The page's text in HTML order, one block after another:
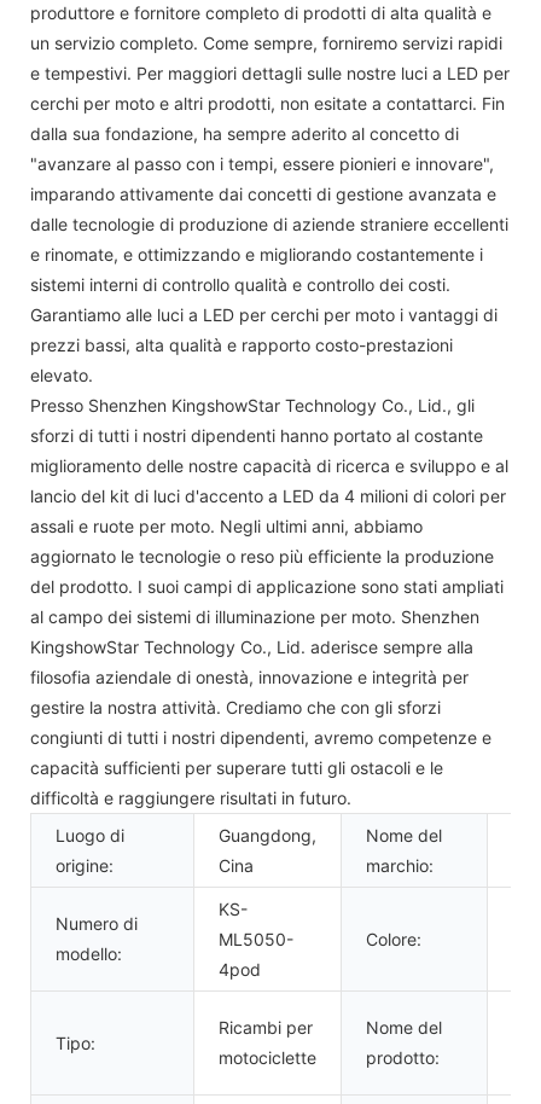
produttore e fornitore completo di prodotti di alta qualità e
un servizio completo. Come sempre, forniremo servizi rapidi
e tempestivi. Per maggiori dettagli sulle nostre luci a LED per
cerchi per moto e altri prodotti, non esitate a contattarci. Fin
dalla sua fondazione, ha sempre aderito al concetto di
"avanzare al passo con i tempi, essere pionieri e innovare",
imparando attivamente dai concetti di gestione avanzata e
dalle tecnologie di produzione di aziende straniere eccellenti
e rinomate, e ottimizzando e migliorando costantemente i
sistemi interni di controllo qualità e controllo dei costi.
Garantiamo alle luci a LED per cerchi per moto i vantaggi di
prezzi bassi, alta qualità e rapporto costo-prestazioni
elevato.
Presso Shenzhen KingshowStar Technology Co., Lid., gli
sforzi di tutti i nostri dipendenti hanno portato al costante
miglioramento delle nostre capacità di ricerca e sviluppo e al
lancio del kit di luci d'accento a LED da 4 milioni di colori per
assali e ruote per moto. Negli ultimi anni, abbiamo
aggiornato le tecnologie o reso più efficiente la produzione
del prodotto. I suoi campi di applicazione sono stati ampliati
al campo dei sistemi di illuminazione per moto. Shenzhen
KingshowStar Technology Co., Lid. aderisce sempre alla
filosofia aziendale di onestà, innovazione e integrità per
gestire la nostra attività. Crediamo che con gli sforzi
congiunti di tutti i nostri dipendenti, avremo competenze e
capacità sufficienti per superare tutti gli ostacoli e le
difficoltà e raggiungere risultati in futuro.
Luogo di
origine:
Guangdong,
Cina
Nome del
marchio:
Numero di
modello:
KS-
ML5050-
4pod
Colore:
Tipo:
Ricambi per
motociclette
Nome del
prodotto: